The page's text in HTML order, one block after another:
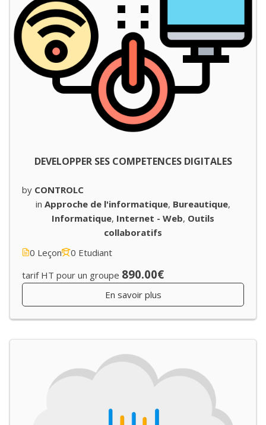
DEVELOPPER SES COMPETENCES DIGITALES
by CONTROLC
in Approche de l'informatique, Bureautique,
Informatique, Internet - Web, Outils
collaboratifs
0 Leçon
0 Etudiant
tarif HT pour un groupe 890.00€
En savoir plus